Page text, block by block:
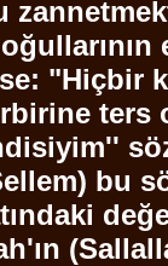
"Hiçbir
ters
) bu
(